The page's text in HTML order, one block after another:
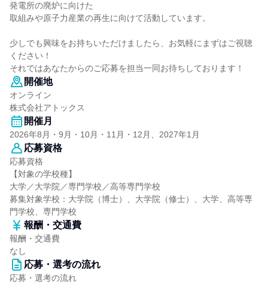
発電所の廃炉に向けた
取組みや原子力産業の再生に向けて活動しています。
少しでも興味をお持ちいただけましたら、お気軽にまずはご視聴
ください！
それではあなたからのご応募を担当一同お待ちしております！
開催地
オンライン
株式会社アトックス
開催月
2026年8月・9月・10月・11月・12月、2027年1月
応募資格
応募資格
【対象の学校種】
大学／大学院／専門学校／高等専門学校
募集対象学校：大学院（博士）、大学院（修士）、大学、高等専
門学校、専門学校
報酬・交通費
報酬・交通費
なし
応募・選考の流れ
応募・選考の流れ